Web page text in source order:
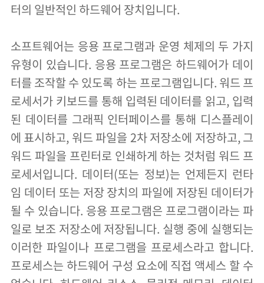
터의 일반적인 하드웨어 장치입니다.
소프트웨어는 응용 프로그램과 운영 체제의 두 가지
유형이 있습니다. 응용 프로그램은 하드웨어가 데이
터를 조작할 수 있도록 하는 프로그램입니다. 워드 프
로세서가 키보드를 통해 입력된 데이터를 읽고, 입력
된 데이터를 그래픽 인터페이스를 통해 디스플레이
에 표시하고, 워드 파일을 2차 저장소에 저장하고, 그
워드 파일을 프린터로 인쇄하게 하는 것처럼 워드 프
로세서입니다. 데이터(또는 정보)는 언제든지 런타
임 데이터 또는 저장 장치의 파일에 저장된 데이터가
될 수 있습니다. 응용 프로그램은 프로그램이라는 파
일로 보조 저장소에 저장됩니다. 실행 중에 실행되는
이러한 파일이나 프로그램을 프로세스라고 합니다.
프로세스는 하드웨어 구성 요소에 직접 액세스 할 수